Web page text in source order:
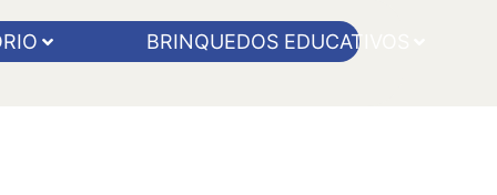
BRINQUEDOS EDUCATIVOS